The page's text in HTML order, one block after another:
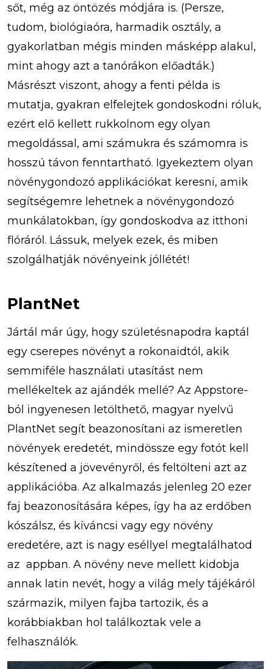
sőt, még az öntözés módjára is. (Persze,
tudom, biológiaóra, harmadik osztály, a
gyakorlatban mégis minden másképp alakul,
mint ahogy azt a tanórákon előadták.)
Másrészt viszont, ahogy a fenti példa is
mutatja, gyakran elfelejtek gondoskodni róluk,
ezért elő kellett rukkolnom egy olyan
megoldással, ami számukra és számomra is
hosszú távon fenntartható. Igyekeztem olyan
növénygondozó applikációkat keresni, amik
segítségemre lehetnek a növénygondozó
munkálatokban, így gondoskodva az itthoni
flóráról. Lássuk, melyek ezek, és miben
szolgálhatják növényeink jóllétét!
PlantNet
Jártál már úgy, hogy születésnapodra kaptál
egy cserepes növényt a rokonaidtól, akik
semmiféle használati utasítást nem
mellékeltek az ajándék mellé? Az Appstore-
ból ingyenesen letölthető, magyar nyelvű
PlantNet segít beazonosítani az ismeretlen
növények eredetét, mindössze egy fotót kell
készítened a jövevényről, és feltölteni azt az
applikációba. Az alkalmazás jelenleg 20 ezer
faj beazonosítására képes, így ha az erdőben
kószálsz, és kíváncsi vagy egy növény
eredetére, azt is nagy eséllyel megtalálhatod
az appban. A növény neve mellett kidobja
annak latin nevét, hogy a világ mely tájékáról
származik, milyen fajba tartozik, és a
korábbiakban hol találkoztak vele a
felhasználók.